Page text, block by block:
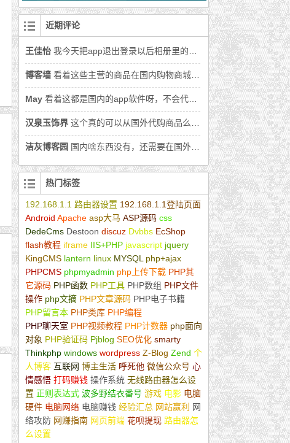
近期评论
王佳怡 我今天把app退出登录以后相册里的照片丢了好多怎么办呀
博客墙 看着这些主营的商品在国内购物商城上面都可以找到，还是用国内购物软件吧。
May 看着这都是国内的app软件呀，不会代购的商品就在国内吧。
汉泉玉饰界 这个真的可以从国外代购商品么，还没从国外买过商品呢。
洁灰博客园 国内啥东西没有，还需要在国外代购么。
热门标签
192.168.1.1 路由器设置 192.168.1.1登陆页面
Android Apache asp大马 ASP源码 css
DedeCms Destoon discuz Dvbbs EcShop
flash教程 iframe IIS+PHP javascript jquery
KingCMS lantern linux MYSQL php+ajax
PHPCMS phpmyadmin php上传下载 PHP其
它源码 PHP函数 PHP工具 PHP数组 PHP文件
操作 php文摘 PHP文章源码 PHP电子书籍
PHP留言本 PHP类库 PHP编程
PHP聊天室 PHP视频教程 PHP计数器 php面向
对象 PHP验证码 Pjblog SEO优化 smarty
Thinkphp windows wordpress Z-Blog Zend 个
人博客 互联网 博主生活 呼死他 微信公众号 心
情感悟 打码赚钱 操作系统 无线路由器怎么设
置 正则表达式 波多野结衣番号 游戏 电影 电脑
硬件 电脑网络 电脑赚钱 经验汇总 网站赢利
网
络攻防 网赚指南 网页前端 花呗提现 路由器怎
么设置